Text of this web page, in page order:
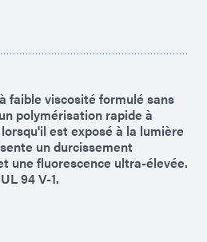
faible viscosité formulé sans
polymérisation rapide à
est exposé à la lumière
un durcissement
une fluorescence ultra-élevée.
94 V-1.